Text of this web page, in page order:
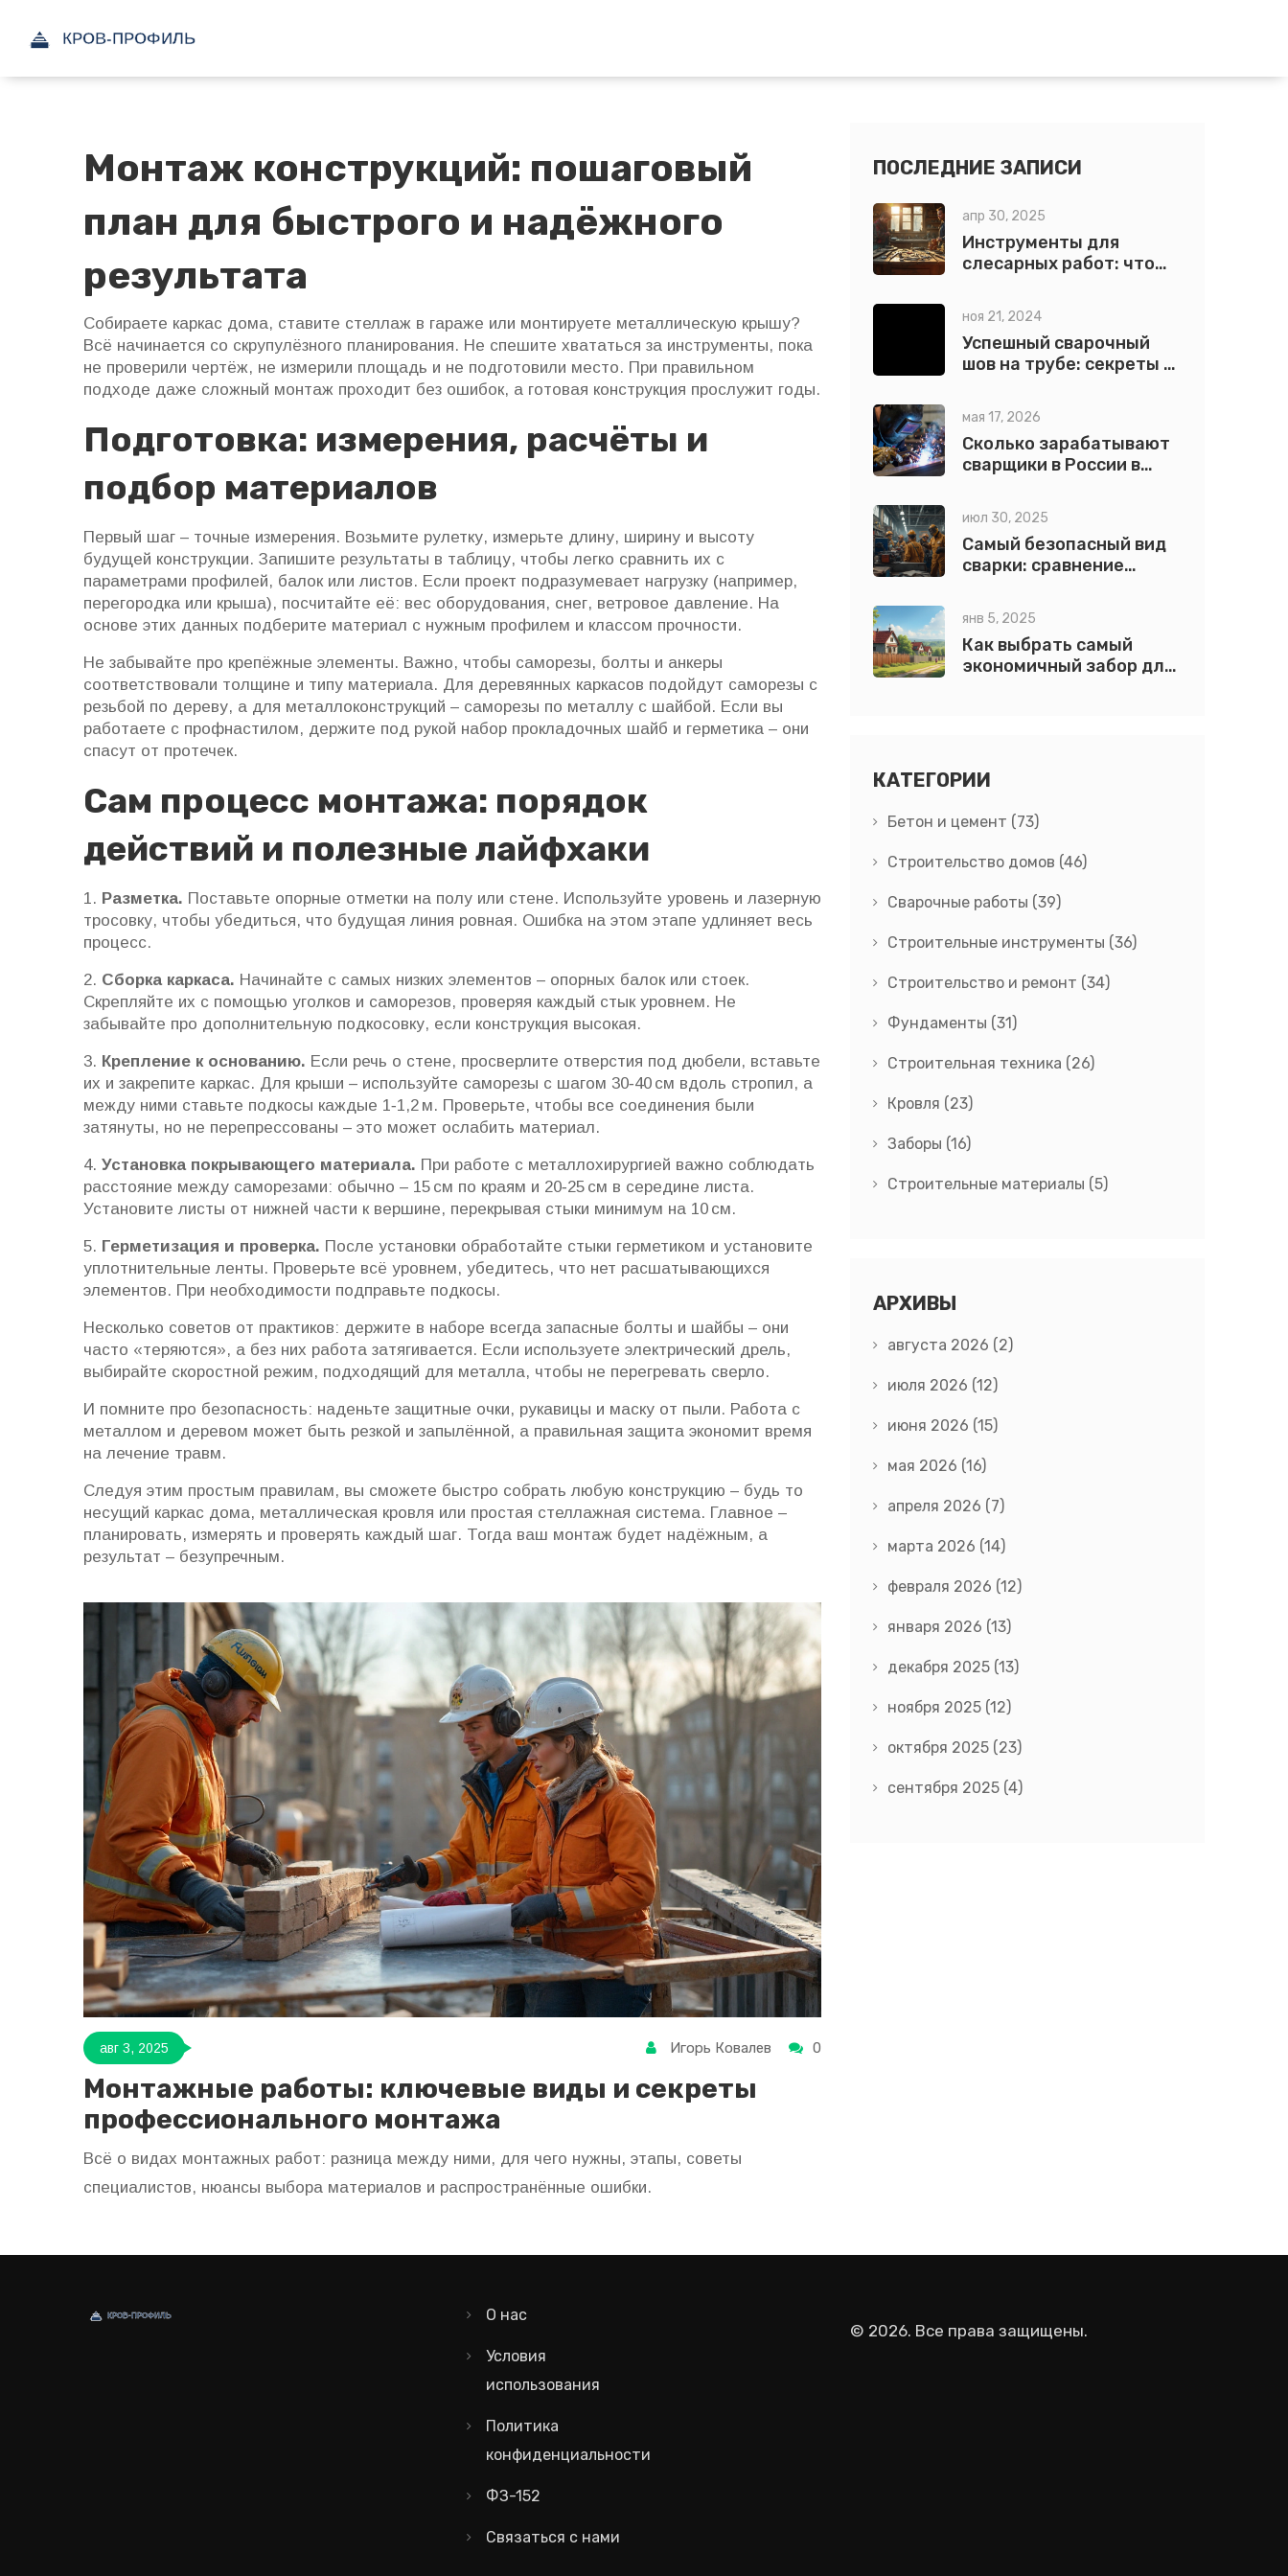
Монтаж конструкций: пошаговый
план для быстрого и надёжного
результата
Собираете каркас дома, ставите стеллаж в гараже или монтируете металлическую крышу?
Всё начинается со скрупулёзного планирования. Не спешите хвататься за инструменты, пока
не проверили чертёж, не измерили площадь и не подготовили место. При правильном
подходе даже сложный монтаж проходит без ошибок, а готовая конструкция прослужит годы.
Подготовка: измерения, расчёты и
подбор материалов
Первый шаг – точные измерения. Возьмите рулетку, измерьте длину, ширину и высоту
будущей конструкции. Запишите результаты в таблицу, чтобы легко сравнить их с
параметрами профилей, балок или листов. Если проект подразумевает нагрузку (например,
перегородка или крыша), посчитайте её: вес оборудования, снег, ветровое давление. На
основе этих данных подберите материал с нужным профилем и классом прочности.
Не забывайте про крепёжные элементы. Важно, чтобы саморезы, болты и анкеры
соответствовали толщине и типу материала. Для деревянных каркасов подойдут саморезы с
резьбой по дереву, а для металлоконструкций – саморезы по металлу с шайбой. Если вы
работаете с профнастилом, держите под рукой набор прокладочных шайб и герметика – они
спасут от протечек.
Сам процесс монтажа: порядок
действий и полезные лайфхаки
1. Разметка. Поставьте опорные отметки на полу или стене. Используйте уровень и лазерную
тросовку, чтобы убедиться, что будущая линия ровная. Ошибка на этом этапе удлиняет весь
процесс.
2. Сборка каркаса. Начинайте с самых низких элементов – опорных балок или стоек.
Скрепляйте их с помощью уголков и саморезов, проверяя каждый стык уровнем. Не
забывайте про дополнительную подкосовку, если конструкция высокая.
3. Крепление к основанию. Если речь о стене, просверлите отверстия под дюбели, вставьте
их и закрепите каркас. Для крыши – используйте саморезы с шагом 30‑40 см вдоль стропил, а
между ними ставьте подкосы каждые 1‑1,2 м. Проверьте, чтобы все соединения были
затянуты, но не перепрессованы – это может ослабить материал.
4. Установка покрывающего материала. При работе с металлохирургией важно соблюдать
расстояние между саморезами: обычно – 15 см по краям и 20‑25 см в середине листа.
Установите листы от нижней части к вершине, перекрывая стыки минимум на 10 см.
5. Герметизация и проверка. После установки обработайте стыки герметиком и установите
уплотнительные ленты. Проверьте всё уровнем, убедитесь, что нет расшатывающихся
элементов. При необходимости подправьте подкосы.
Несколько советов от практиков: держите в наборе всегда запасные болты и шайбы – они
часто «теряются», а без них работа затягивается. Если используете электрический дрель,
выбирайте скоростной режим, подходящий для металла, чтобы не перегревать сверло.
И помните про безопасность: наденьте защитные очки, рукавицы и маску от пыли. Работа с
металлом и деревом может быть резкой и запылённой, а правильная защита экономит время
на лечение травм.
Следуя этим простым правилам, вы сможете быстро собрать любую конструкцию – будь то
несущий каркас дома, металлическая кровля или простая стеллажная система. Главное –
планировать, измерять и проверять каждый шаг. Тогда ваш монтаж будет надёжным, а
результат – безупречным.
авг 3, 2025 Игорь Ковалев 0
Монтажные работы: ключевые виды и секреты
профессионального монтажа
Всё о видах монтажных работ: разница между ними, для чего нужны, этапы, советы
специалистов, нюансы выбора материалов и распространённые ошибки.
ПОСЛЕДНИЕ ЗАПИСИ
апр 30, 2025
Инструменты для
слесарных работ: что
даче
ноя 21, 2024
Успешный сварочный
шов на трубе: секреты и
мая 17, 2026
Сколько зарабатывают
сварщики в России в
цифры по регионам и
квалификации
июл 30, 2025
Самый безопасный вид
сварки: сравнение
выбору
янв 5, 2025
Как выбрать самый
экономичный забор для
КАТЕГОРИИ
Бетон и цемент (73)
Строительство домов (46)
Сварочные работы (39)
Строительные инструменты (36)
Строительство и ремонт (34)
Фундаменты (31)
Строительная техника (26)
Кровля (23)
Заборы (16)
Строительные материалы (5)
АРХИВЫ
августа 2026 (2)
июля 2026 (12)
июня 2026 (15)
мая 2026 (16)
апреля 2026 (7)
марта 2026 (14)
февраля 2026 (12)
января 2026 (13)
декабря 2025 (13)
ноября 2025 (12)
октября 2025 (23)
сентября 2025 (4)
О нас
Условия
использования
Политика
конфиденциальности
ФЗ-152
Связаться с нами
© 2026. Все права защищены.